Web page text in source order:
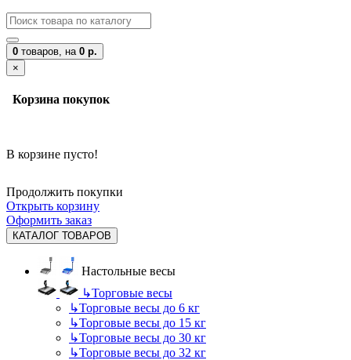
0 товаров, на 0 р.
×
Корзина покупок
В корзине пусто!
Продолжить покупки
Открыть корзину
Оформить заказ
КАТАЛОГ ТОВАРОВ
Настольные весы
↳Торговые весы
↳Торговые весы до 6 кг
↳Торговые весы до 15 кг
↳Торговые весы до 30 кг
↳Торговые весы до 32 кг